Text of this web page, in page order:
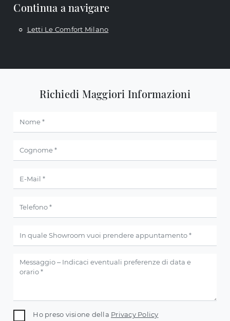
Continua a navigare
Letti Le Comfort Milano
Richiedi Maggiori Informazioni
Ho preso visione della Privacy Policy